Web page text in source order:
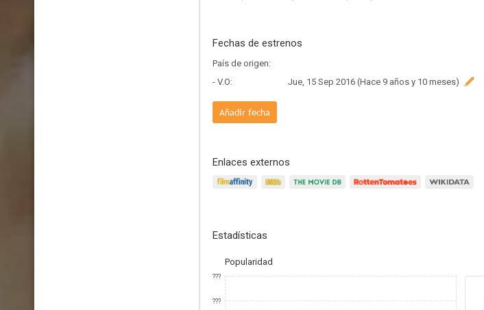
Fechas de estrenos
País de origen:
- V.O:
Jue, 15 Sep 2016 (Hace 9 años y 10 meses)
Añadir fecha
Enlaces externos
Estadísticas
Popularidad
???
???